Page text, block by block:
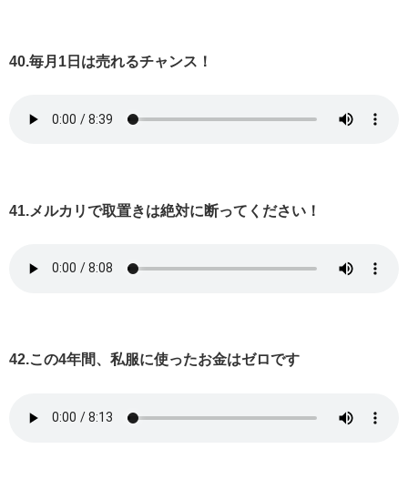
40.毎月1日は売れるチャンス！
41.メルカリで取置きは絶対に断ってください！
42.この4年間、私服に使ったお金はゼロです